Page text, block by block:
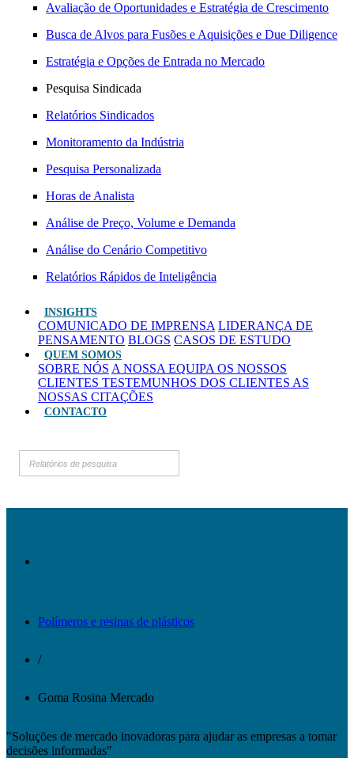
Avaliação de Oportunidades e Estratégia de Crescimento
Busca de Alvos para Fusões e Aquisições e Due Diligence
Estratégia e Opções de Entrada no Mercado
Pesquisa Sindicada
Relatórios Sindicados
Monitoramento da Indústria
Pesquisa Personalizada
Horas de Analista
Análise de Preço, Volume e Demanda
Análise do Cenário Competitivo
Relatórios Rápidos de Inteligência
INSIGHTS
COMUNICADO DE IMPRENSA LIDERANÇA DE
PENSAMENTO BLOGS CASOS DE ESTUDO
QUEM SOMOS
SOBRE NÓS A NOSSA EQUIPA OS NOSSOS
CLIENTES TESTEMUNHOS DOS CLIENTES AS
NOSSAS CITAÇÕES
CONTACTO
Polímeros e resinas de plásticos
/
Goma Rosina Mercado
"Soluções de mercado inovadoras para ajudar as empresas a tomar
decisões informadas"